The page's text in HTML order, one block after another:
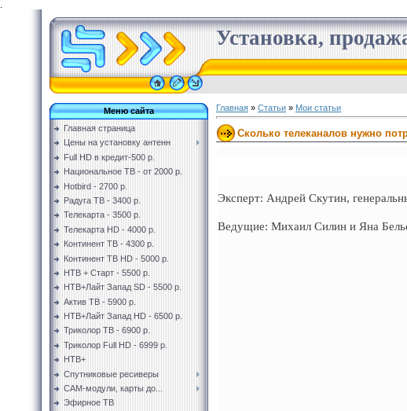
Установка,
Меню сайта
Главная страница
Цены на установку антенн
Full HD в кредит-500 р.
Национальное ТВ - от 2000 р.
Hotbird - 2700 р.
Радуга ТВ - 3400 р.
Телекарта - 3500 р.
Телекарта HD - 4000 р.
Континент ТВ - 4300 р.
Континент ТВ HD - 5000 р.
НТВ + Старт - 5500 р.
НТВ+Лайт Запад SD - 5500 р.
Актив ТВ - 5900 р.
НТВ+Лайт Запад HD - 6500 р.
Триколор ТВ - 6900 р.
Триколор Full HD - 6999 р.
НТВ+
Спутниковые ресиверы
CAM-модули, карты до...
Эфирное ТВ
Главная » Статьи » Мои статьи
Сколько телеканалов нужно
Эксперт: Андрей Скутин,
Ведущие: Михаил Силин и Яна